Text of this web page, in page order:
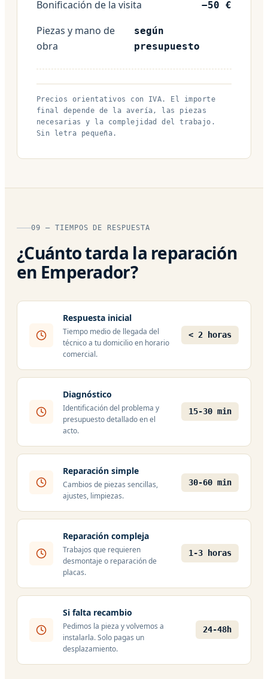
Bonificación de la visita −50 €
Piezas y mano de
obra
según
presupuesto
Precios orientativos con IVA. El importe
final depende de la avería, las piezas
necesarias y la complejidad del trabajo.
Sin letra pequeña.
09 — TIEMPOS DE RESPUESTA
¿Cuánto tarda la reparación
en Emperador?
Respuesta inicial
Tiempo medio de llegada del
técnico a tu domicilio en horario
comercial.
< 2 horas
Diagnóstico
Identificación del problema y
presupuesto detallado en el
acto.
15-30 min
Reparación simple
Cambios de piezas sencillas,
ajustes, limpiezas.
30-60 min
Reparación compleja
Trabajos que requieren
desmontaje o reparación de
placas.
1-3 horas
Si falta recambio
Pedimos la pieza y volvemos a
instalarla. Solo pagas un
desplazamiento.
24-48h